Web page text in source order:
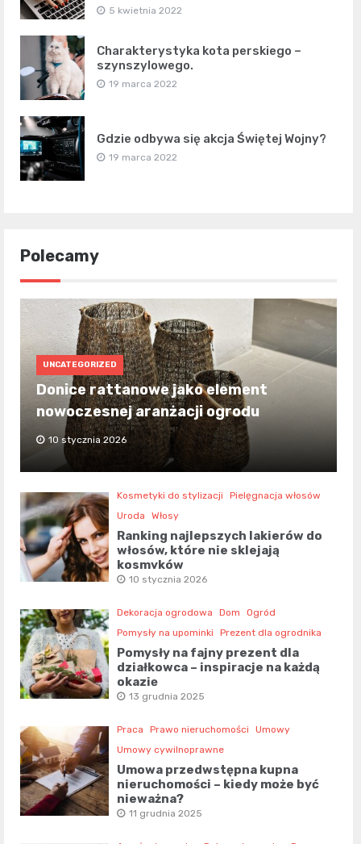
5 kwietnia 2022
Charakterystyka kota perskiego –
szynszylowego.
19 marca 2022
Gdzie odbywa się akcja Świętej Wojny?
19 marca 2022
Polecamy
UNCATEGORIZED
Donice rattanowe jako element
nowoczesnej aranżacji ogrodu
10 stycznia 2026
Kosmetyki do stylizacji
Pielęgnacja włosów
Uroda
Włosy
Ranking najlepszych lakierów do
włosów, które nie sklejają
kosmyków
10 stycznia 2026
Dekoracja ogrodowa Dom
Ogród
Pomysły na upominki
Prezent dla ogrodnika
Pomysły na fajny prezent dla
działkowca – inspiracje na każdą
okazję
13 grudnia 2025
Praca Prawo nieruchomości
Umowy
Umowy cywilnoprawne
Umowa przedwstępna kupna
nieruchomości – kiedy może być
nieważna?
11 grudnia 2025